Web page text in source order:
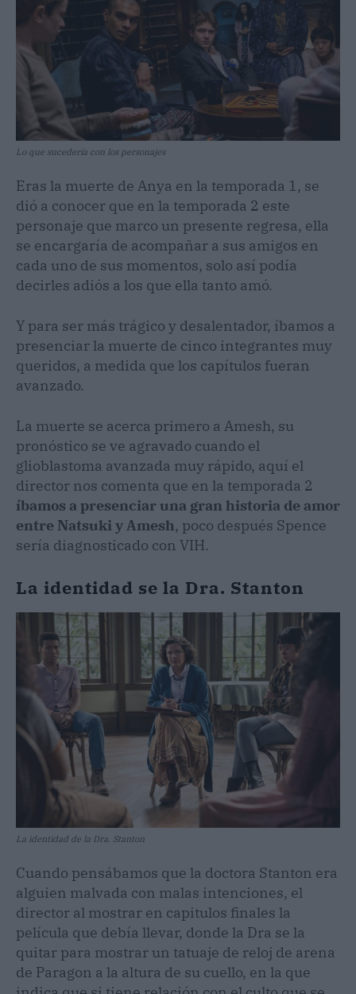
Lo que sucedería con los personajes
Eras la muerte de Anya en la temporada 1, se
dió a conocer que en la temporada 2 este
personaje que marco un presente regresa, ella
se encargaría de acompañar a sus amigos en
cada uno de sus momentos, solo así podía
decirles adiós a los que ella tanto amó.
Y para ser más trágico y desalentador, íbamos a
presenciar la muerte de cinco integrantes muy
queridos, a medida que los capítulos fueran
avanzado.
La muerte se acerca primero a Amesh, su
pronóstico se ve agravado cuando el
glioblastoma avanzada muy rápido, aquí el
director nos comenta que en la temporada 2
íbamos a presenciar una gran historia de amor
entre Natsuki y Amesh, poco después Spence
sería diagnosticado con VIH.
La identidad se la Dra. Stanton
La identidad de la Dra. Stanton
Cuando pensábamos que la doctora Stanton era
alguien malvada con malas intenciones, el
director al mostrar en capitulos finales la
película que debía llevar, donde la Dra se la
quitar para mostrar un tatuaje de reloj de arena
de Paragon a la altura de su cuello, en la que